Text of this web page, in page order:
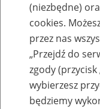
Szkolenia
(niezbędne)
cookies.
przez nas
„Przejdź do
zgody (przycisk
wybierzesz
będziemy